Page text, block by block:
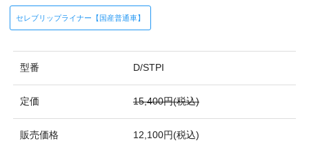
セレブリップライナー【国産普通車】
型番 D/STPI
定価 15,400円(税込)
販売価格 12,100円(税込)